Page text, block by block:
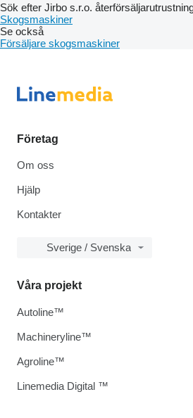
Sök efter Jirbo s.r.o.
Skogsmaskiner
Se också
Försäljare skogsmaskiner
Företag
Om oss
Hjälp
Kontakter
Sverige / Svenska
Våra projekt
Autoline™
Machineryline™
Agroline™
Linemedia Digital ™